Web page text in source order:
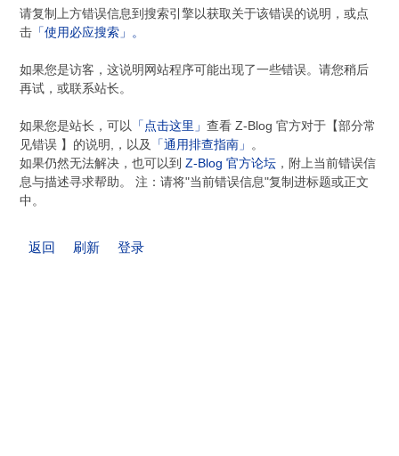
请复制上方错误信息到搜索引擎以获取关于该错误的说明，或点
击 「使用必应搜索」。
如果您是访客，这说明网站程序可能出现了一些错误。请您稍后
再试，或联系站长。
如果您是站长，可以 「点击这里」查看 Z-Blog 官方对于【部分常
见错误 】的说明,，以及
「通用排查指南」 。
如果仍然无法解决，也可以到Z-Blog 官方论坛 ，附上当前错误信
息与描述寻求帮助。 注：请将"当前错误信息"复制进标题或正文
中。
返回 刷新 登录